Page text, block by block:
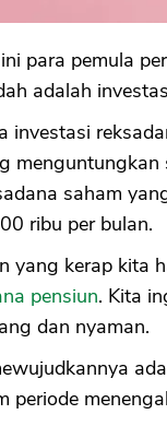
para pemula
adalah
investasi
menguntungkan
saham
ribu per bulan.
yang kerap kita
pensiun. Kita
dan nyaman.
periode